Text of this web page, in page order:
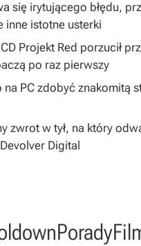
się irytującego błędu,
inne istotne usterki
Projekt Red porzucił
po raz pierwszy
PC zdobyć znakomitą
w tył, na który
Digital
Porady